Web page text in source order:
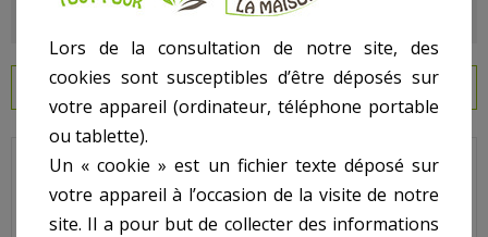
EN SAVOIR PLUS
Rallonge béton skimmer COFIES.
N°6 sur le shema.
Lors de la consultation de notre site, des
cookies sont susceptibles d’être déposés sur
votre appareil (ordinateur, téléphone portable
ou tablette).
Un « cookie » est un fichier texte déposé sur
votre appareil à l’occasion de la visite de notre
site. Il a pour but de collecter des informations